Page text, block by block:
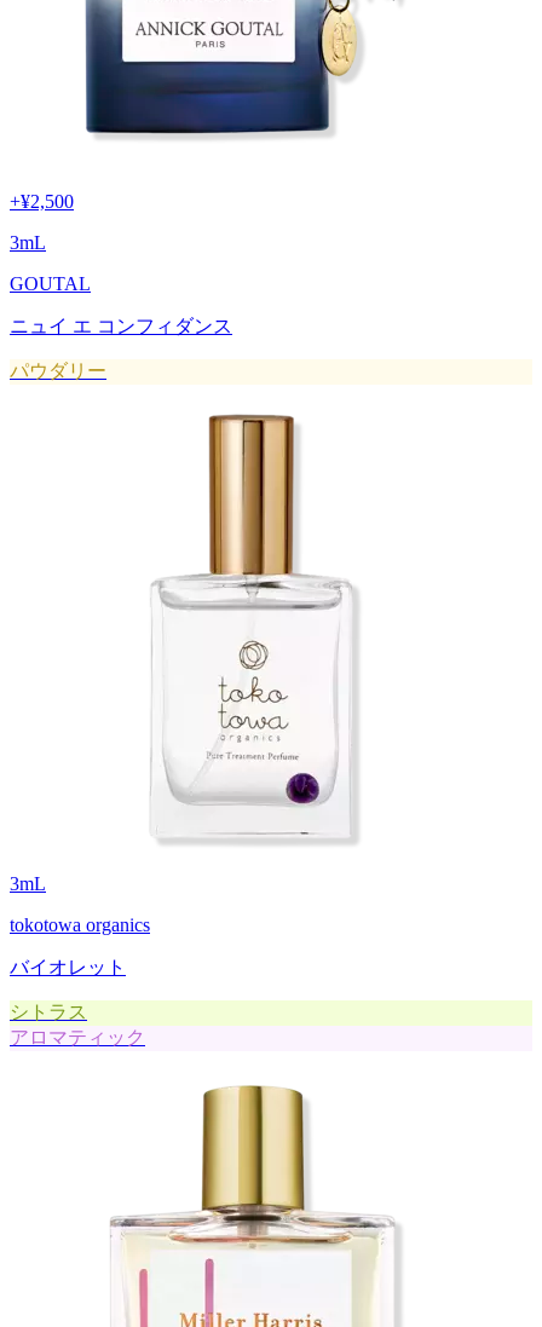
+¥2,500
3mL
GOUTAL
ニュイ エ コンフィダンス
パウダリー
3mL
tokotowa organics
バイオレット
シトラス
アロマティック